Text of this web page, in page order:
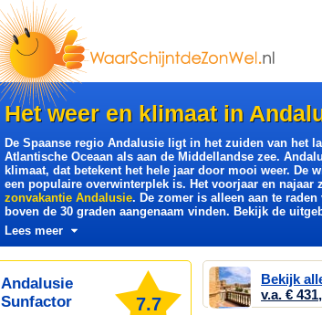
Het weer en klimaat in
De Spaanse regio Andalusie ligt in het zuiden van het
Atlantische Oceaan als aan de Middellandse zee.
klimaat, dat betekent het hele jaar door mooi weer. De
een populaire overwinterplek is. Het voorjaar en najaar
zonvakantie Andalusie. De zomer is alleen aan te
boven de 30 graden aangenaam vinden. Bekijk de
Lees meer
Andalusie
Sunfactor
7.7
Bekijk
v.a. €